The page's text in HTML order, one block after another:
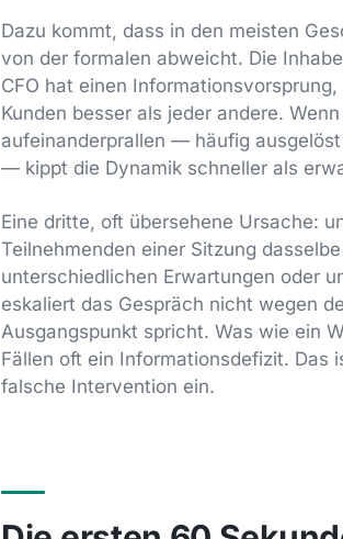
Dazu kommt, dass in den meisten
von der formalen abweicht. Die
CFO hat einen
Kunden besser als jeder andere.
aufeinanderprallen — häufig
— kippt die Dynamik schneller als
Eine dritte, oft übersehene Ursache:
Teilnehmenden einer Sitzung
unterschiedlichen Erwartungen oder
eskaliert das Gespräch nicht wegen
Ausgangspunkt spricht. Was wie ein
Fällen oft ein Informationsdefizit. Das
falsche Intervention ein.